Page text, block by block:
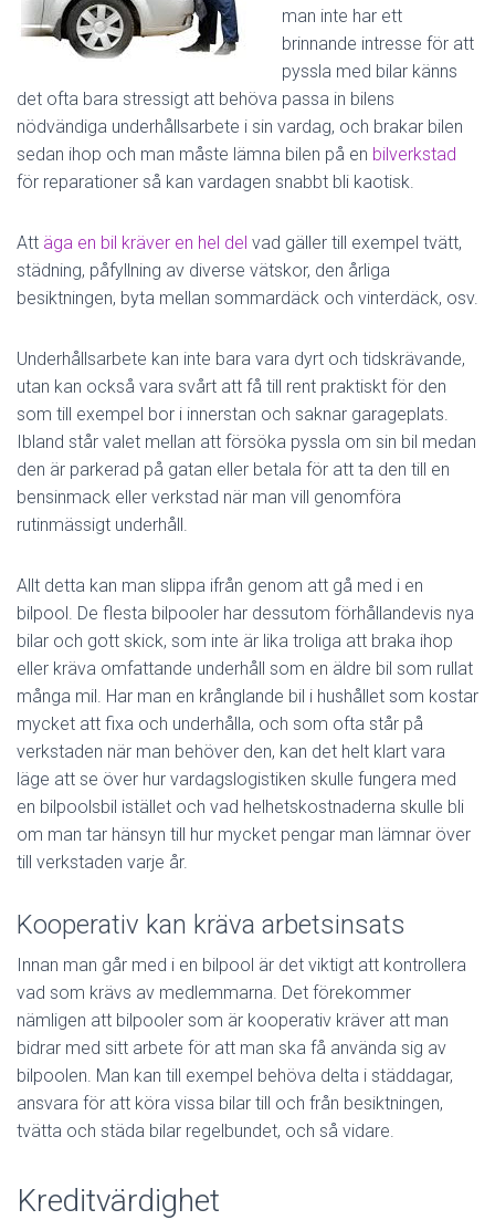
man inte har ett
brinnande intresse för att
pyssla med bilar känns
det ofta bara stressigt att behöva passa in bilens
nödvändiga underhållsarbete i sin vardag, och brakar bilen
sedan ihop och man måste lämna bilen på en bilverkstad
för reparationer så kan vardagen snabbt bli kaotisk.
Att äga en bil kräver en hel del vad gäller till exempel tvätt,
städning, påfyllning av diverse vätskor, den årliga
besiktningen, byta mellan sommardäck och vinterdäck, osv.
Underhållsarbete kan inte bara vara dyrt och tidskrävande,
utan kan också vara svårt att få till rent praktiskt för den
som till exempel bor i innerstan och saknar garageplats.
Ibland står valet mellan att försöka pyssla om sin bil medan
den är parkerad på gatan eller betala för att ta den till en
bensinmack eller verkstad när man vill genomföra
rutinmässigt underhåll.
Allt detta kan man slippa ifrån genom att gå med i en
bilpool. De flesta bilpooler har dessutom förhållandevis nya
bilar och gott skick, som inte är lika troliga att braka ihop
eller kräva omfattande underhåll som en äldre bil som rullat
många mil. Har man en krånglande bil i hushållet som kostar
mycket att fixa och underhålla, och som ofta står på
verkstaden när man behöver den, kan det helt klart vara
läge att se över hur vardagslogistiken skulle fungera med
en bilpoolsbil istället och vad helhetskostnaderna skulle bli
om man tar hänsyn till hur mycket pengar man lämnar över
till verkstaden varje år.
Kooperativ kan kräva arbetsinsats
Innan man går med i en bilpool är det viktigt att kontrollera
vad som krävs av medlemmarna. Det förekommer
nämligen att bilpooler som är kooperativ kräver att man
bidrar med sitt arbete för att man ska få använda sig av
bilpoolen. Man kan till exempel behöva delta i städdagar,
ansvara för att köra vissa bilar till och från besiktningen,
tvätta och städa bilar regelbundet, och så vidare.
Kreditvärdighet